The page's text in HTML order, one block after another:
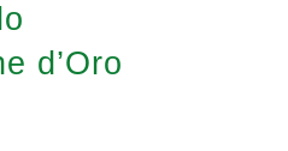
d’Oro